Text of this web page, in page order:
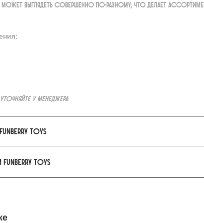
выглядеть совершенно по-разному, что делает
у менеджера
Toys
FunBerry Toys